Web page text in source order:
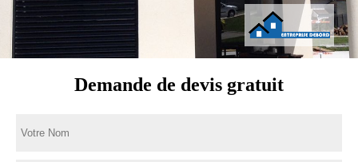
Demande de devis gratuit